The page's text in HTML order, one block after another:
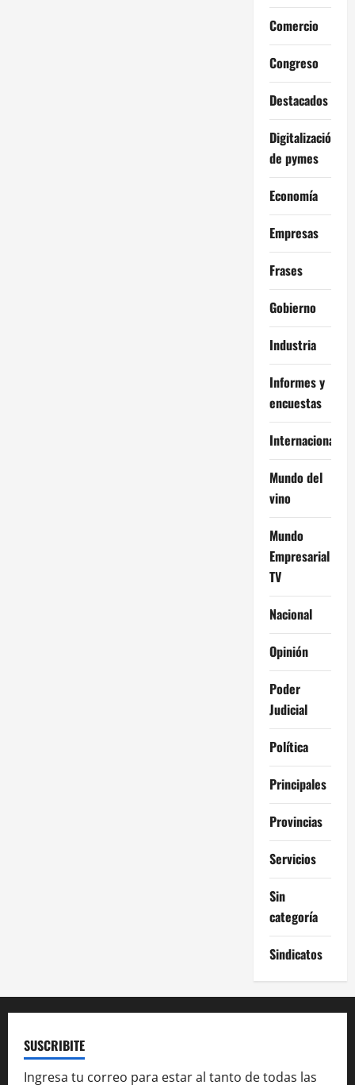
Comercio
Congreso
Destacados
Digitalización
de pymes
Economía
Empresas
Frases
Gobierno
Industria
Informes y
encuestas
Internacional
Mundo del
vino
Mundo
Empresarial
TV
Nacional
Opinión
Poder
Judicial
Política
Principales
Provincias
Servicios
Sin
categoría
Sindicatos
SUSCRIBITE
Ingresa tu correo para estar al tanto de todas las